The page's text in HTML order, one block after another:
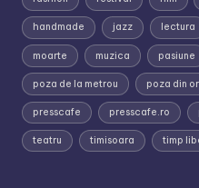
handmade jazz lectura
moarte muzica pasiune
poza de la metrou poza din
presscafe presscafe.ro
teatru timisoara timp